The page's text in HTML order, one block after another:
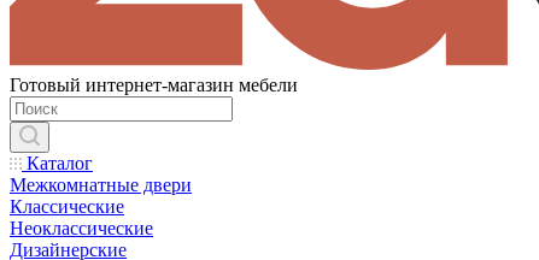
Готовый интернет-магазин мебели
Каталог
Межкомнатные двери
Классические
Неоклассические
Дизайнерские